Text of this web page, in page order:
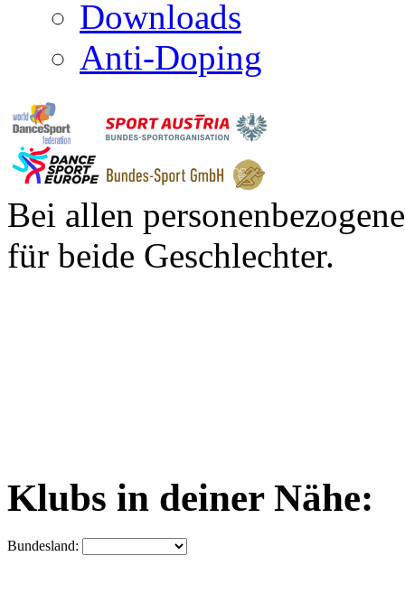
Downloads
Anti-Doping
Bei allen
für beide Geschlechter.
Klubs in deiner Nähe:
Bundesland: